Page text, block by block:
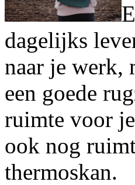
dagelijks
naar je werk,
een goede
ruimte voor
ook nog
thermoskan.